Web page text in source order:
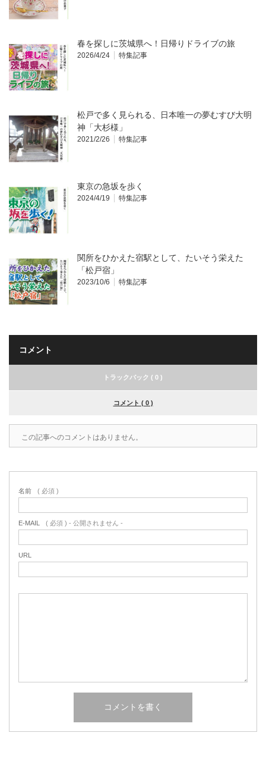
春を探しに茨城県へ！日帰りドライブの旅
2026/4/24 特集記事
松戸で多く見られる、日本唯一の夢むすび大明
神「大杉様」
2021/2/26 特集記事
東京の急坂を歩く
2024/4/19 特集記事
関所をひかえた宿駅として、たいそう栄えた
「松戸宿」
2023/10/6 特集記事
コメント
トラックバック ( 0 )
コメント ( 0 )
この記事へのコメントはありません。
名前 ( 必須 )
E-MAIL ( 必須 ) - 公開されません -
URL